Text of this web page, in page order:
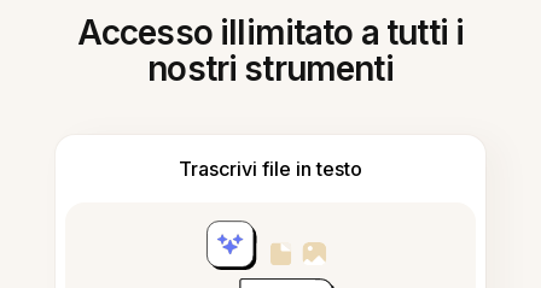
Accesso illimitato a tutti i
nostri strumenti
Trascrivi file in testo